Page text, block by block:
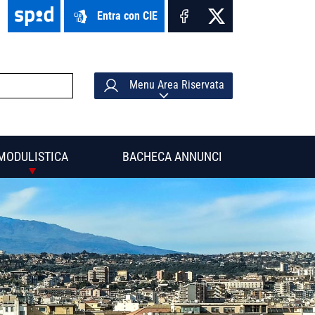
Entra con CIE
Menu Area Riservata
BACHECA ANNUNCI